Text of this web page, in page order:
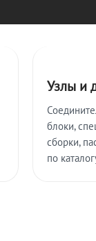
Узлы и
блоки,
сборки,
по